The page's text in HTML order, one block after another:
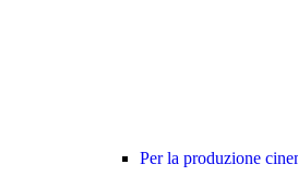
Per la produzione